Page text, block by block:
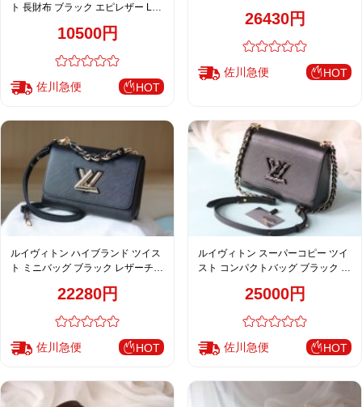
ト 長財布 ブラック エピレザー LV
10500円
佐川急便 HOT
26430円
佐川急便 HOT
ルイヴィトン ハイブランド ツイス
ト ミニバッグ ブラック レザーチェ
おすすめ M50381 M50280
22280円
佐川急便 HOT
ルイヴィトン スーパーコピー ツイ
スト コンパクトバッグ ブラック エ
M50396 M23271 M23267 M23377
25000円
佐川急便 HOT